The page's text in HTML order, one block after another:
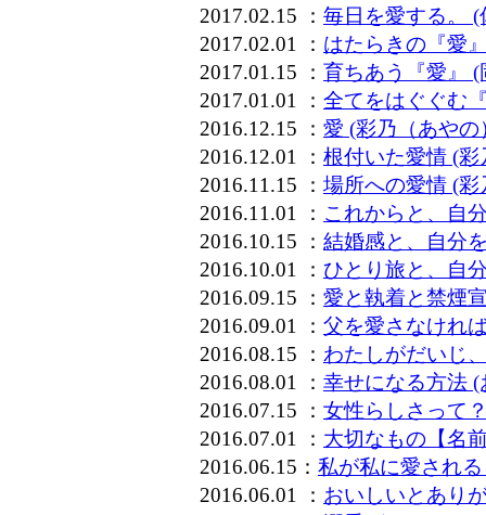
2017.02.15 ： 毎日を愛する。
2017.02.01 ： はたらきの『愛
2017.01.15 ： 育ちあう『愛』
2017.01.01 ： 全てをはぐぐむ
2016.12.15 ： 愛 (彩乃（あやの
2016.12.01 ： 根付いた愛情 (
2016.11.15 ： 場所への愛情 (
2016.11.01 ： これからと、自
2016.10.15 ： 結婚感と、自分
2016.10.01 ： ひとり旅と、自
2016.09.15 ： 愛と執着と禁煙
2016.09.01 ： 父を愛さなけれ
2016.08.15 ： わたしがだいじ
2016.08.01 ： 幸せになる方法
2016.07.15 ： 女性らしさって
2016.07.01 ： 大切なもの【名
2016.06.15： 私が私に愛され
2016.06.01 ： おいしいとあり